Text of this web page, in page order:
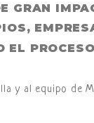
GRAN
EL
y al equipo de